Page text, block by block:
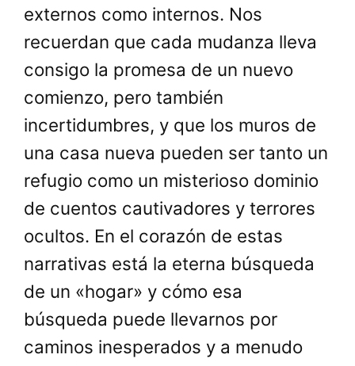
externos como internos. Nos
recuerdan que cada mudanza lleva
consigo la promesa de un nuevo
comienzo, pero también
incertidumbres, y que los muros de
una casa nueva pueden ser tanto un
refugio como un misterioso dominio
de cuentos cautivadores y terrores
ocultos. En el corazón de estas
narrativas está la eterna búsqueda
de un «hogar» y cómo esa
búsqueda puede llevarnos por
caminos inesperados y a menudo